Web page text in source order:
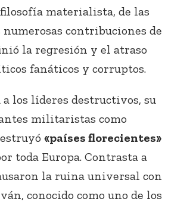
materialista, de las
contribuciones de
la regresión y el atraso
fanáticos y corruptos.
los líderes destructivos, su
militaristas como
«países florecientes»
toda Europa. Contrasta a
la ruina universal con
conocido como uno de los